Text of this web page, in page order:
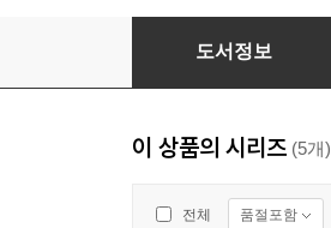
낭독필사 : 사랑의 언어
도서정보
이 상품의 시리즈 (5개)
전체 품절포함